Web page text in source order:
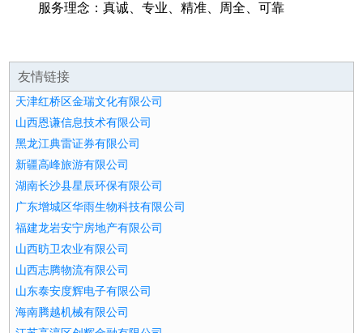
服务理念：真诚、专业、精准、周全、可靠
友情链接
天津红桥区金瑞文化有限公司
山西恩谦信息技术有限公司
黑龙江典雷证券有限公司
新疆高峰旅游有限公司
湖南长沙县星辰环保有限公司
广东增城区华雨生物科技有限公司
福建龙岩安宁房地产有限公司
山西昉卫农业有限公司
山西志腾物流有限公司
山东泰安度辉电子有限公司
海南腾越机械有限公司